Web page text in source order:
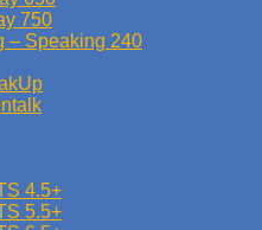
750
– Speaking 240
4.5+
5.5+